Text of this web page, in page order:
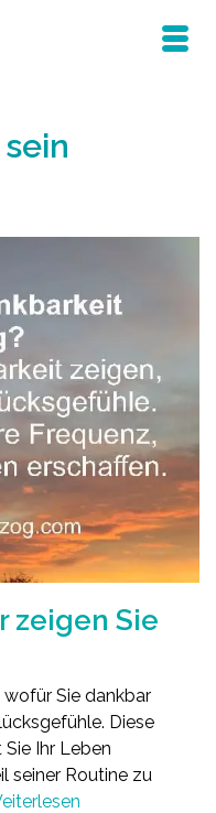
zeigen Sie
Sie dankbar
Diese
Ihr Leben
seiner Routine zu